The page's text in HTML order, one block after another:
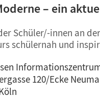
– ein
Schüler/-innen an
schülernah und
120/Ecke